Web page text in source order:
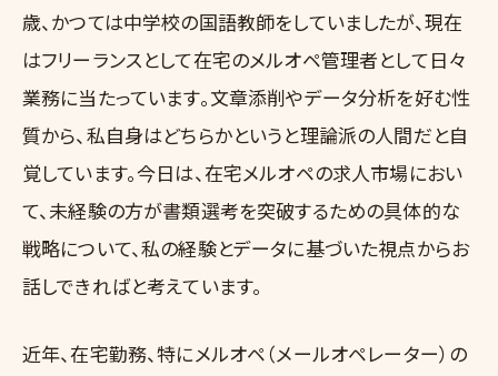
歳、かつては中学校の国語教師をしていましたが、現在
はフリーランスとして在宅のメルオペ管理者として日々
業務に当たっています。文章添削やデータ分析を好む性
質から、私自身はどちらかというと理論派の人間だと自
覚しています。今日は、在宅メルオペの求人市場におい
て、未経験の方が書類選考を突破するための具体的な
戦略について、私の経験とデータに基づいた視点からお
話しできればと考えています。
近年、在宅勤務、特にメルオペ（メールオペレーター）の